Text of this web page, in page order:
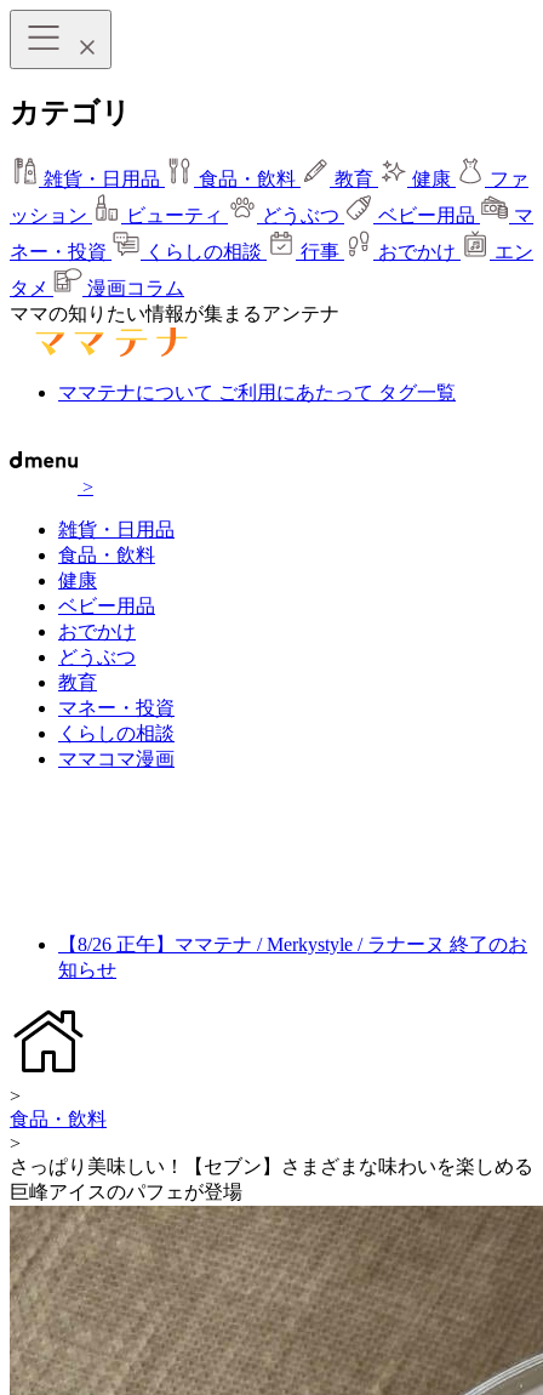
カテゴリ
雑貨・日用品 食品・飲料 教育 健康
ファ
ッション
ビューティ どうぶつ ベビー用品
マ
ネー・投資
くらしの相談 行事 おでかけ
エン
タメ
漫画コラム
ママの知りたい情報が集まるアンテナ
ママテナについて ご利用にあたって タグ一覧
>
雑貨・日用品
食品・飲料
健康
ベビー用品
おでかけ
どうぶつ
教育
マネー・投資
くらしの相談
ママコマ漫画
【8/26 正午】ママテナ / Merkystyle / ラナーヌ 終了のお
知らせ
>
食品・飲料
>
さっぱり美味しい！【セブン】さまざまな味わいを楽しめる
巨峰アイスのパフェが登場